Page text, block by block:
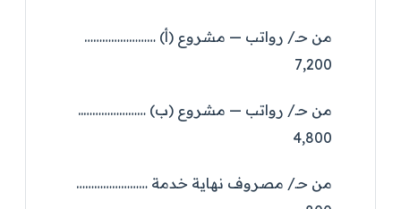
من حـ/ رواتب — مشروع (أ) ……………………
7,200
من حـ/ رواتب — مشروع (ب) …………………..
4,800
من حـ/ مصروف نهاية خدمة ……………………